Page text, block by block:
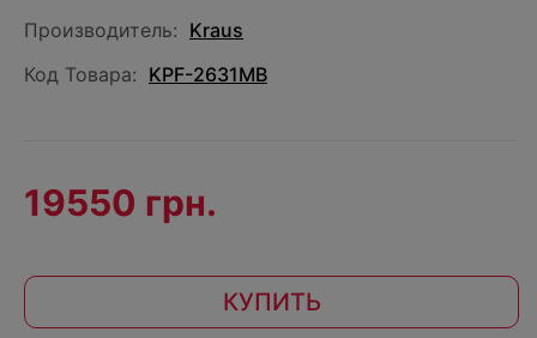
Производитель: Kraus
Код Товара: KPF-2631MB
19550 грн.
КУПИТЬ